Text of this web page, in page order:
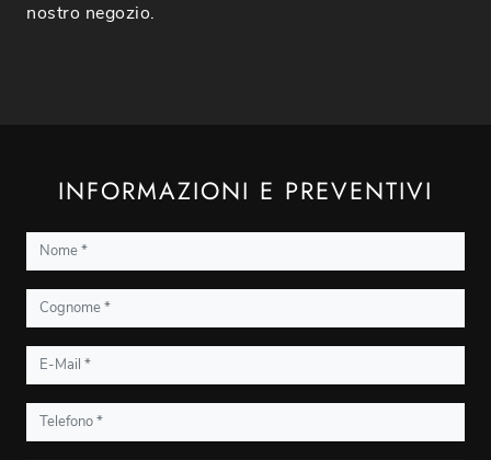
nostro negozio.
INFORMAZIONI E PREVENTIVI